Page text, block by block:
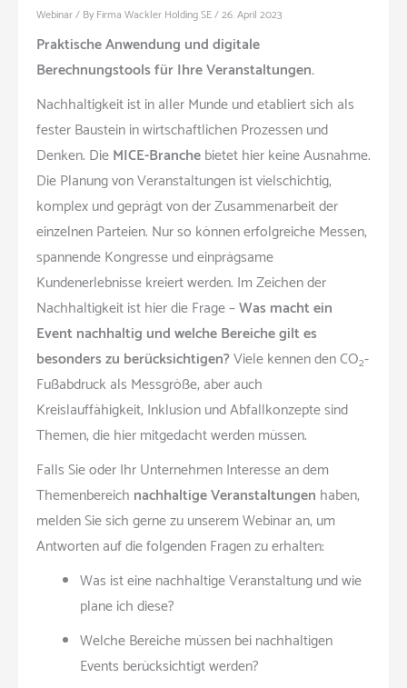
Webinar/ By Firma Wackler Holding SE/26. April 2023
Praktische Anwendung und digitale
Berechnungstools für Ihre Veranstaltungen.
Nachhaltigkeit ist in aller Munde und etabliert sich als
fester Baustein in wirtschaftlichen Prozessen und
Denken. DieMICE-Branchebietet hier keine Ausnahme.
Die Planung von Veranstaltungen ist vielschichtig,
komplex und geprägt von der Zusammenarbeit der
einzelnen Parteien. Nur so können erfolgreiche Messen,
spannende Kongresse und einprägsame
Kundenerlebnisse kreiert werden. Im Zeichen der
Nachhaltigkeit ist hier die Frage –Was macht ein
Event nachhaltig und welche Bereiche gilt es
besonders zu berücksichtigen?Viele kennen den CO2-
Fußabdruck als Messgröße, aber auch
Kreislauffähigkeit, Inklusion und Abfallkonzepte sind
Themen, die hier mitgedacht werden müssen.
Falls Sie oder Ihr Unternehmen Interesse an dem
Themenbereich nachhaltige Veranstaltungen haben,
melden Sie sich gerne zu unserem Webinar an, um
Antworten auf die folgenden Fragen zu erhalten:
Was ist eine nachhaltige Veranstaltung und wie
plane ich diese?
Welche Bereiche müssen bei nachhaltigen
Events berücksichtigt werden?